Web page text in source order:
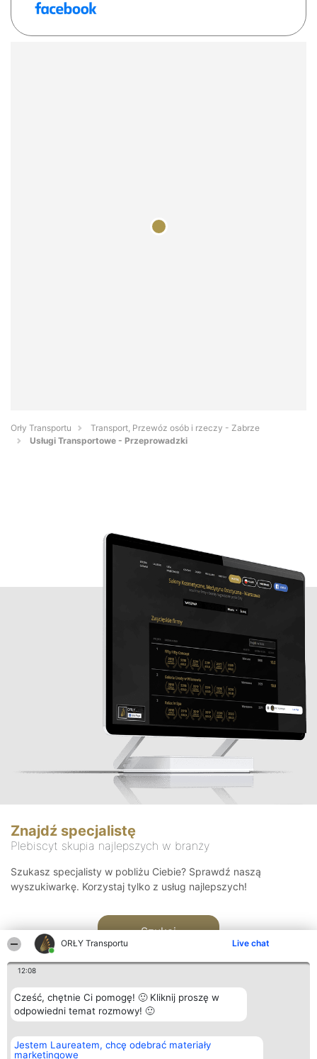
ORŁY Transportu Live chat
12:08
Cześć, chętnie Ci pomogę! 🙂 Kliknij proszę w
odpowiedni temat rozmowy! 🙂
Jestem Laureatem, chcę odebrać materiały
marketingowe
Orły Transportu
Transport, Przewóz osób i rzeczy - Zabrze
Usługi Transportowe - Przeprowadzki
Znajdź specjalistę
Plebiscyt skupia najlepszych w branży
Szukasz specjalisty w pobliżu Ciebie? Sprawdź naszą
wyszukiwarkę. Korzystaj tylko z usług najlepszych!
Szukaj
Organizator plebiscytu
Bright Side Solutions sp. z o.
o. sp. k.
Plebiscyt
Laureaci
Kontakt
Kontakt